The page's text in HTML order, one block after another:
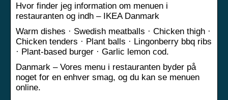
Hvor finder jeg information om menuen i
restauranten og indh – IKEA Danmark
Warm dishes · Swedish meatballs · Chicken thigh ·
Chicken tenders · Plant balls · Lingonberry bbq ribs
· Plant-based burger · Garlic lemon cod.
Danmark – Vores menu i restauranten byder på
noget for en enhver smag, og du kan se menuen
online.